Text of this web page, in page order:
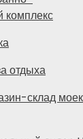
комплекс
отдыха
склад